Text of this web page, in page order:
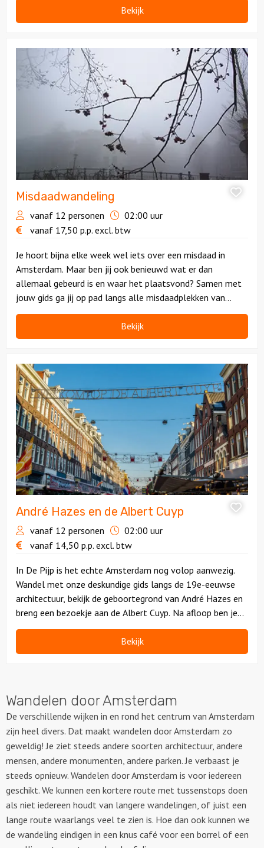
Bekijk
Bekijk
Misdaadwandeling
Misdaadwandeling
vanaf 12 personen
02:00 uur
vanaf 17,50 p.p. excl. btw
Je hoort bijna elke week wel iets over een misdaad in
Amsterdam. Maar ben jij ook benieuwd wat er dan
allemaal gebeurd is en waar het plaatsvond? Samen met
jouw gids ga jij op pad langs alle misdaadplekken van
Amsterdam. Hij kent alle geheimen en anekdotes!
Bekijk
André
Hazes
Albert
Cuyp
André Hazes en de Albert Cuyp
vanaf 12 personen
02:00 uur
vanaf 14,50 p.p. excl. btw
In De Pijp is het echte Amsterdam nog volop aanwezig.
Wandel met onze deskundige gids langs de 19e-eeuwse
architectuur, bekijk de geboortegrond van André Hazes en
breng een bezoekje aan de Albert Cuyp. Na afloop ben je
verliefd op De Pijp, dat is zeker!
Bekijk
Wandelen door Amsterdam
De verschillende wijken in en rond het centrum van Amsterdam
zijn heel divers. Dat maakt wandelen door Amsterdam zo
geweldig! Je ziet steeds andere soorten architectuur, andere
mensen, andere monumenten, andere parken. Je verbaast je
steeds opnieuw. Wandelen door Amsterdam is voor iedereen
geschikt. We kunnen een kortere route met tussenstops doen
als niet iedereen houdt van langere wandelingen, of juist een
lange route waarlangs veel te zien is. Hoe dan ook kunnen we
de wandeling eindigen in een knus café voor een borrel of een